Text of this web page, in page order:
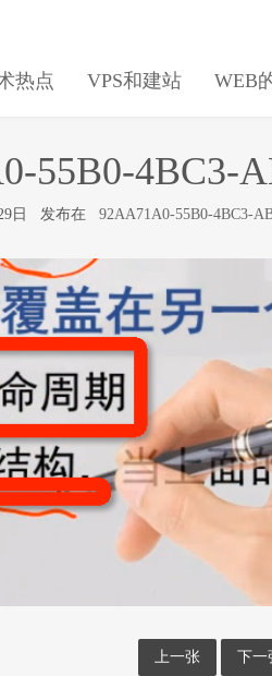
热点 VPS和建站 WEB
55B0-4BC3-
29日 发布在 92AA71A0-55B0-4BC3-
上一张 下一